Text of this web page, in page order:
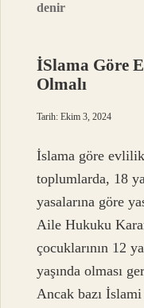
denir
İSlama Göre
Olmalı
Tarih: Ekim 3, 2024
İslama göre
toplumlarda, 18
yasalarına göre
Aile Hukuku
çocuklarının 12
yaşında olması
Ancak bazı